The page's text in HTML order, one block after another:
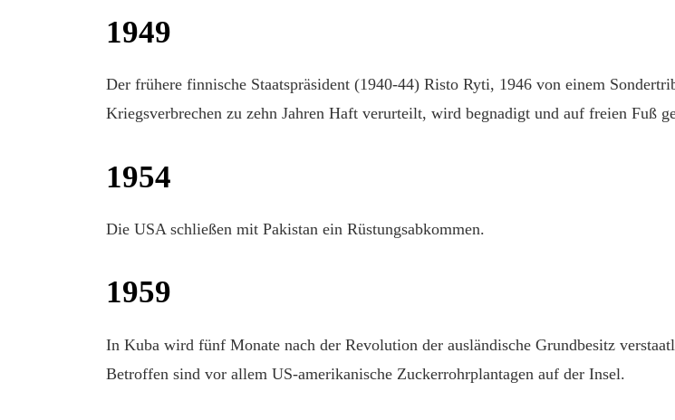
1949
Der frühere finnische Staatspräsident (1940-44) Risto Ryti, 1946 von einem
Kriegsverbrechen zu zehn Jahren Haft verurteilt, wird begnadigt und auf freien Fuß
1954
Die USA schließen mit Pakistan ein Rüstungsabkommen.
1959
In Kuba wird fünf Monate nach der Revolution der ausländische Grundbesitz
Betroffen sind vor allem US-amerikanische Zuckerrohrplantagen auf der Insel.